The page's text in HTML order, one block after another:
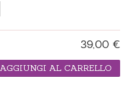
39,00 €
AGGIUNGI AL CARRELLO